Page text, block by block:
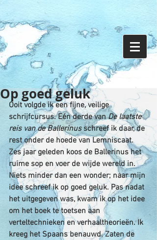
Op goed geluk
Ooit volgde ik een fijne, veilige
schrijfcursus. Eén derde van De laatste
reis van de Ballerinus schreef ik daar, de
rest onder de hoede van Lemniscaat.
Zes jaar geleden koos de Ballerinus het
ruime sop en voer de wijde wereld in.
Niets minder dan een wonder; naar mijn
idee schreef ik op goed geluk. Pas nadat
het uitgegeven was, kwam ik op het idee
om het boek te toetsen aan
verteltechnieken en verhaaltheorieën. Ik
kreeg het Spaans benauwd. Zaten de